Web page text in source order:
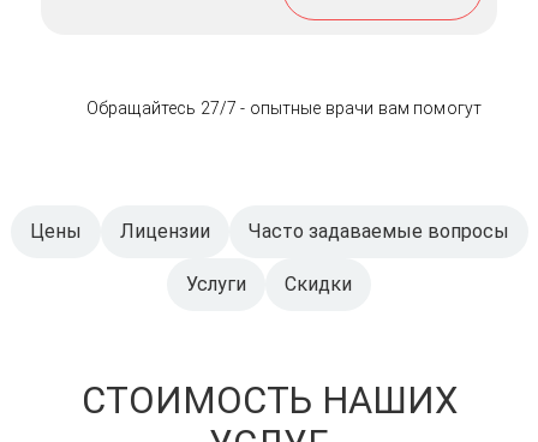
Обращайтесь 27/7 - опытные врачи вам помогут
Цены Лицензии Часто задаваемые вопросы
Услуги Скидки
СТОИМОСТЬ НАШИХ